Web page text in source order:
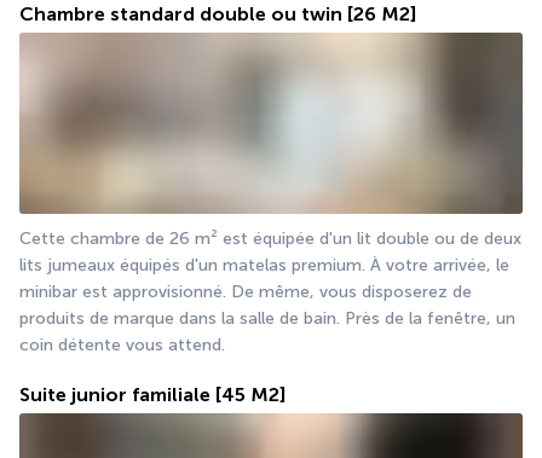
Chambre standard double ou twin [26 M2]
Cette chambre de 26 m² est équipée d'un lit double ou de deux
lits jumeaux équipés d'un matelas premium. À votre arrivée, le
minibar est approvisionné. De même, vous disposerez de
produits de marque dans la salle de bain. Près de la fenêtre, un
coin détente vous attend.
Suite junior familiale [45 M2]